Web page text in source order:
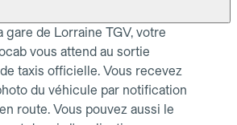
gare de Lorraine TGV, votre
vous attend au sortie
taxis officielle. Vous recevez
du véhicule par notification
route. Vous pouvez aussi le